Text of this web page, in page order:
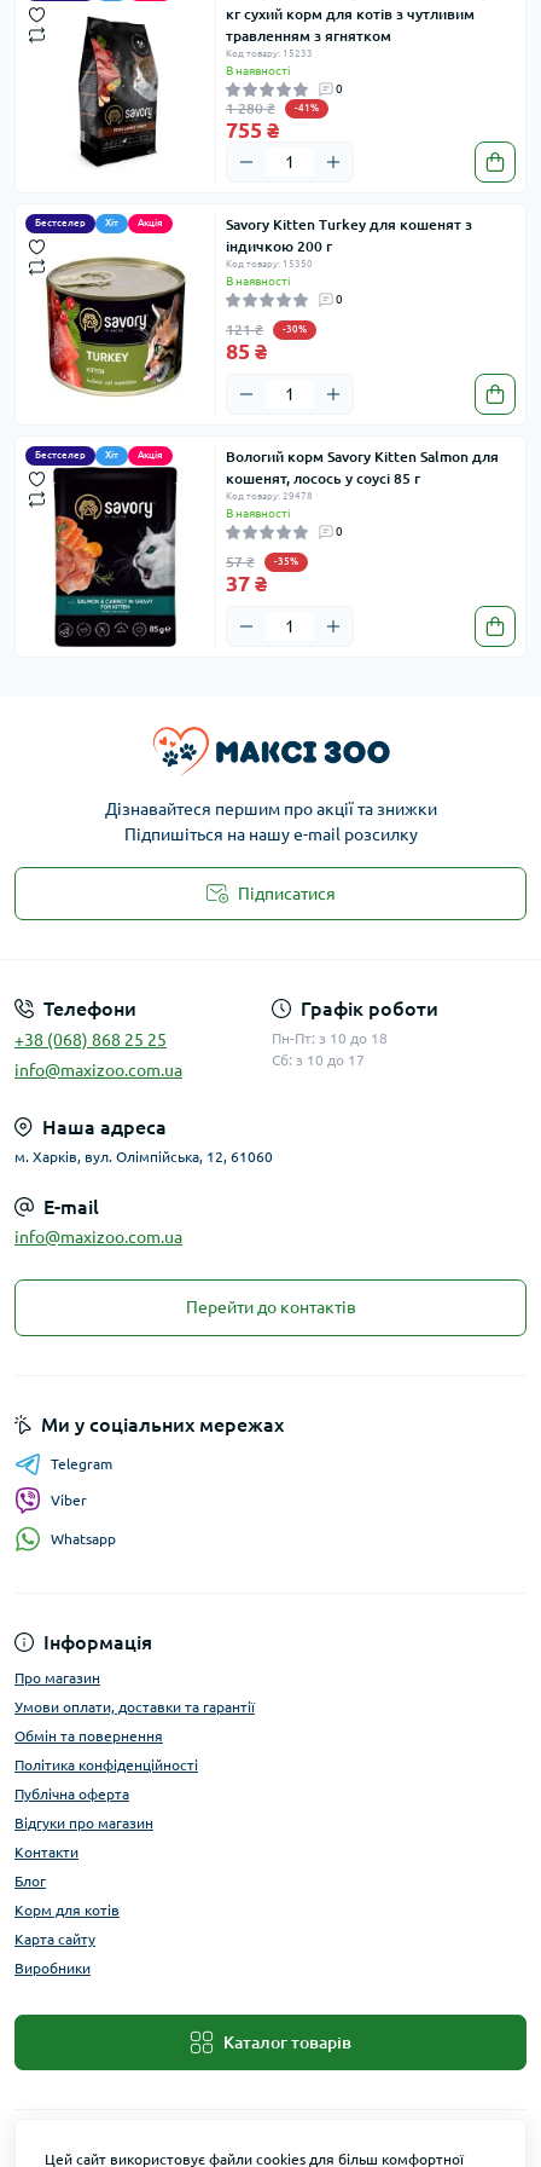
кг сухий корм для котів з чутливим
травленням з ягнятком
Код товару: 15233
В наявності
0
1 280 ₴ -41%
755 ₴
Бестселер Хіт Акція
Savory Kitten Turkey для кошенят з
індичкою 200 г
Код товару: 15350
В наявності
0
121 ₴ -30%
85 ₴
Бестселер Хіт Акція
Вологий корм Savory Kitten Salmon для
кошенят, лосось у соусі 85 г
Код товару: 29478
В наявності
0
57 ₴ -35%
37 ₴
Дізнавайтеся першим про акції та знижки
Підпишіться на нашу e-mail розсилку
Підписатися
Телефони
+38 (068) 868 25 25
info@maxizoo.com.ua
Графік роботи
Пн-Пт: з 10 до 18
Сб: з 10 до 17
Наша адреса
м. Харків, вул. Олімпійська, 12, 61060
E-mail
info@maxizoo.com.ua
Перейти до контактів
Інформація
Про магазин
Умови оплати, доставки та гарантії
Обмін та повернення
Політика конфіденційності
Публічна оферта
Відгуки про магазин
Контакти
Блог
Корм для котів
Карта сайту
Виробники
Каталог товарів
Ми у соціальних мережах
Telegram
Viber
Whatsapp
Цей сайт використовує файли cookies для більш комфортної